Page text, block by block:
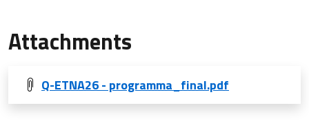
Attachments
Q-ETNA26 - programma_final.pdf